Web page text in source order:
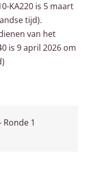
KA220 is 5 maart
tijd).
van het
is 9 april 2026 om
Ronde 1